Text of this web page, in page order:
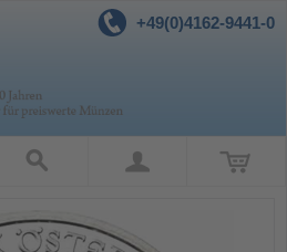
+49(0)4162-9441-0